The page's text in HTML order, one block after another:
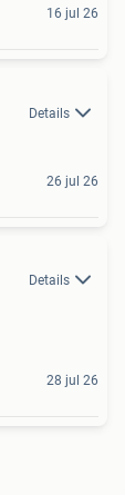
16 jul 26
Details
26 jul 26
Details
28 jul 26